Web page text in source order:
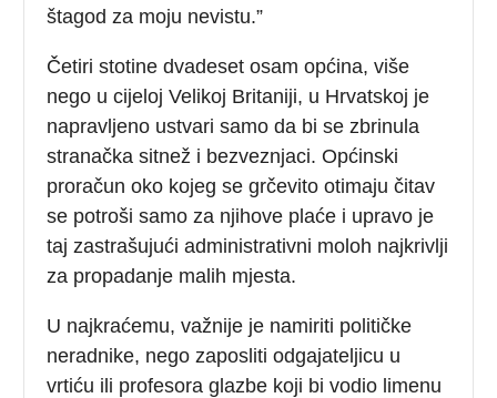
štagod za moju nevistu.”
Četiri stotine dvadeset osam općina, više
nego u cijeloj Velikoj Britaniji, u Hrvatskoj je
napravljeno ustvari samo da bi se zbrinula
stranačka sitnež i bezveznjaci. Općinski
proračun oko kojeg se grčevito otimaju čitav
se potroši samo za njihove plaće i upravo je
taj zastrašujući administrativni moloh najkrivlji
za propadanje malih mjesta.
U najkraćemu, važnije je namiriti političke
neradnike, nego zaposliti odgajateljicu u
vrtiću ili profesora glazbe koji bi vodio limenu